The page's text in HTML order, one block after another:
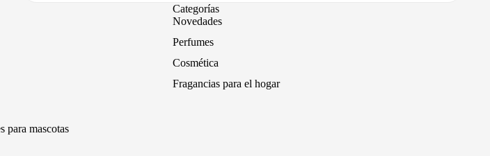
para mascotas
Categorías
Novedades
Perfumes
Cosmética
Fragancias para el hogar